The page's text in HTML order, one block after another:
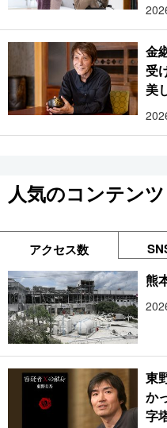
金
受
美
樹
人気のコンテンツ
アクセス数
熊
東
か
字